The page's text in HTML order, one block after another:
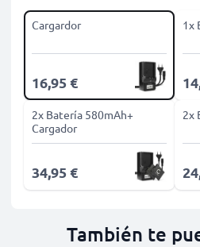
Cargardor
16,95 €
1x
2x Batería 580mAh+
Cargador
34,95 €
2x
También te